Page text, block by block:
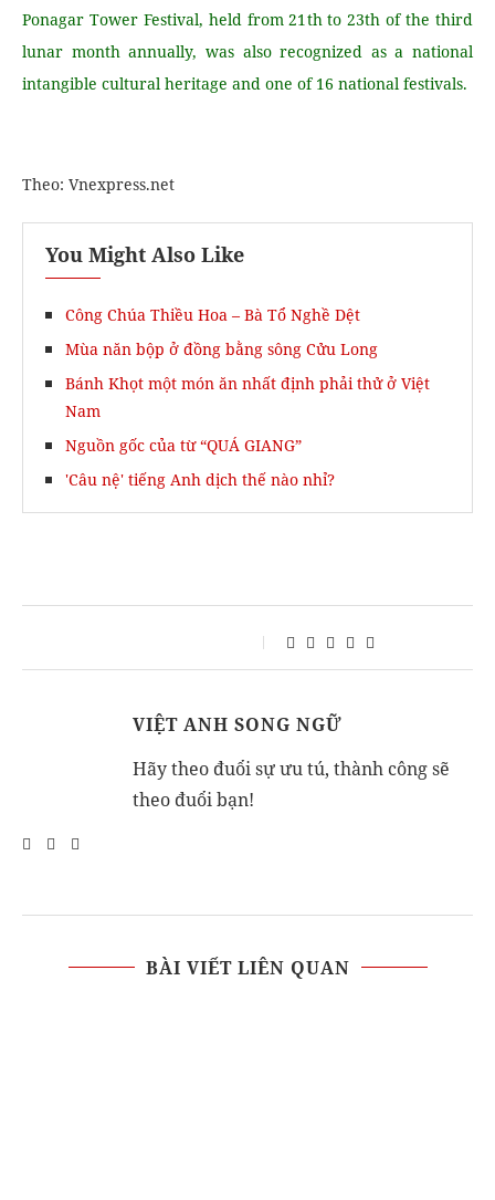
Ponagar Tower Festival, held from 21th to 23th of the third
lunar month annually, was also recognized as a national
intangible cultural heritage and one of 16 national festivals.
Theo: Vnexpress.net
You Might Also Like
Công Chúa Thiều Hoa – Bà Tổ Nghề Dệt
Mùa năn bộp ở đồng bằng sông Cửu Long
Bánh Khọt một món ăn nhất định phải thử ở Việt
Nam
Nguồn gốc của từ “QUÁ GIANG”
'Câu nệ' tiếng Anh dịch thế nào nhỉ?
VIỆT ANH SONG NGỮ
Hãy theo đuổi sự ưu tú, thành công sẽ
theo đuổi bạn!
BÀI VIẾT LIÊN QUAN